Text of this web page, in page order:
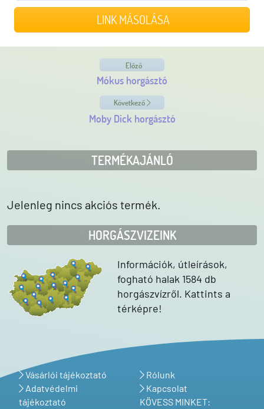
LINK MÁSOLÁSA
Előző
Mókus horgásztó
Következő
Moby Dick horgásztó
TERMÉKAJÁNLÓ
Jelenleg nincs akciós termék.
HORGÁSZVIZEINK
Információk, útleírások,
fogható halak 1584 db
horgászvízről. Kattints a
térképre!
Vásárlói tájékoztató
Adatvédelmi
tájékoztató
Rólunk
Kapcsolat
KÖVESS MINKET: